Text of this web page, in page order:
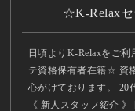
☆K-Relax
日頃よりK-Relaxをご
テ資格保有者在籍☆ 資
心がけております。 20
《 新人スタッフ紹介